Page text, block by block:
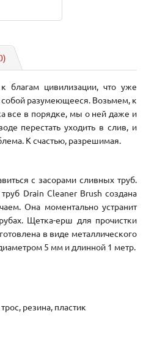
благам цивилизации, что уже
разумеющееся. Возьмем, к
все в порядке, мы о ней даже и
перестать уходить в слив, и
К счастью, разрешимая.
с засорами сливных труб.
Drain Cleaner Brush создана
Она моментально устранит
Щетка-ерш для прочистки
в виде металлического
5 мм и длинной 1 метр.
резина, пластик